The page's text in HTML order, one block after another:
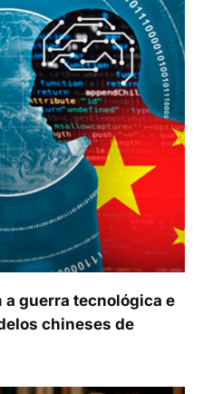
a guerra tecnológica e
chineses de